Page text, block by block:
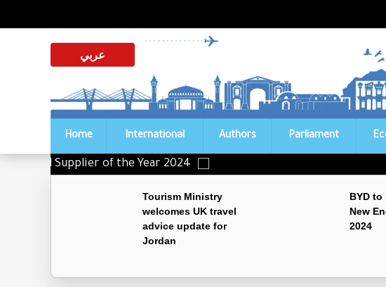
عربي
Home International Authors Parliament
Supplier of the Year 2024
Tourism Ministry
welcomes UK travel
advice update for
Jordan
BYD
New
2024